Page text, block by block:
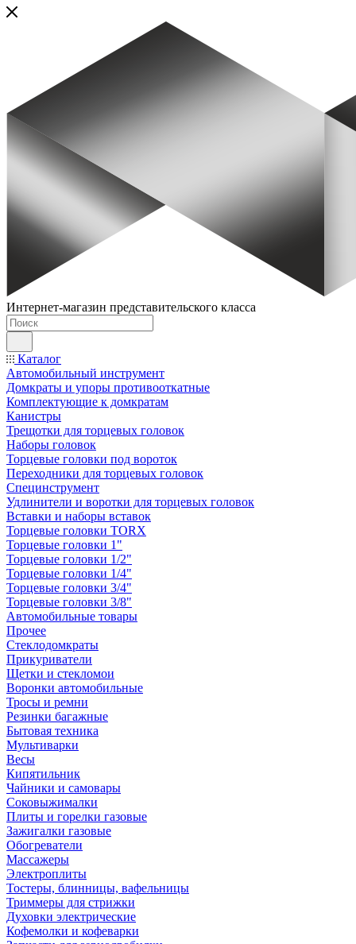
Интернет-магазин представительского класса
Каталог
Автомобильный инструмент
Домкраты и упоры противооткатные
Комплектующие к домкратам
Канистры
Трещотки для торцевых головок
Наборы головок
Торцевые головки под вороток
Переходники для торцевых головок
Специнструмент
Удлинители и воротки для торцевых головок
Вставки и наборы вставок
Торцевые головки TORX
Торцевые головки 1"
Торцевые головки 1/2"
Торцевые головки 1/4"
Торцевые головки 3/4"
Торцевые головки 3/8"
Автомобильные товары
Прочее
Стеклодомкраты
Прикуриватели
Щетки и стекломои
Воронки автомобильные
Тросы и ремни
Резинки багажные
Бытовая техника
Мультиварки
Весы
Кипятильник
Чайники и самовары
Соковыжималки
Плиты и горелки газовые
Зажигалки газовые
Обогреватели
Массажеры
Электроплиты
Тостеры, блинницы, вафельницы
Триммеры для стрижки
Духовки электрические
Кофемолки и кофеварки